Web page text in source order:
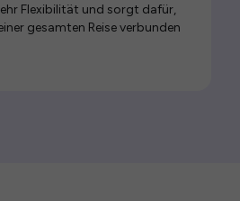
Flexibilität und sorgt dafür,
gesamten Reise verbunden